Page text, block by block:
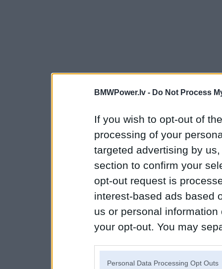
BMWPower.lv - Do Not Process
If you wish to opt-out of
processing of your
targeted advertising by
section to confirm your
opt-out request is
interest-based ads based
us or personal
your opt-out. You may
Personal Data Processing Opt Outs